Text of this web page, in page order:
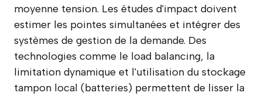
moyenne tension. Les études d'impact doivent
estimer les pointes simultanées et intégrer des
systèmes de gestion de la demande. Des
technologies comme le load balancing, la
limitation dynamique et l'utilisation du stockage
tampon local (batteries) permettent de lisser la